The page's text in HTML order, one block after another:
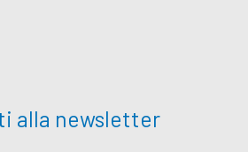
alla newsletter